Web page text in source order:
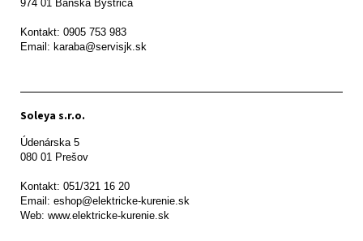
974 01 Banská Bystrica
Kontakt: 0905 753 983
Email: karaba@servisjk.sk
Soleya s.r.o.
Údenárska 5
080 01 Prešov
Kontakt: 051/321 16 20
Email: eshop@elektricke-kurenie.sk
Web: www.elektricke-kurenie.sk